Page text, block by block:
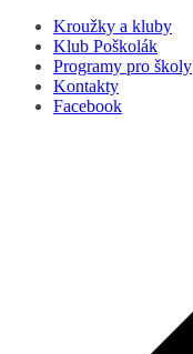
Kroužky a kluby
Klub Poškolák
Programy pro školy
Kontakty
Facebook